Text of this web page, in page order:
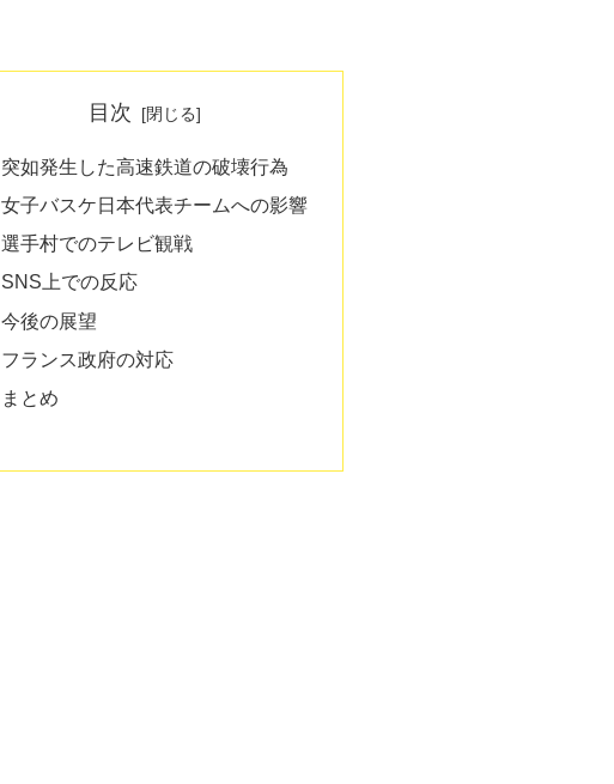
目次
突如発生した高速鉄道の破壊行為
女子バスケ日本代表チームへの影響
選手村でのテレビ観戦
SNS上での反応
今後の展望
フランス政府の対応
まとめ